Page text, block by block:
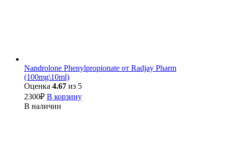
Nandrolone Phenylpropionate от Radjay Pharm
(100mg\10ml)
Оценка 4.67 из 5
2300₽ В корзину
В наличии